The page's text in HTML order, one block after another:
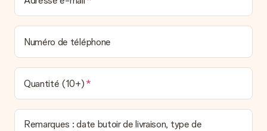
Numéro de téléphone
Quantité (10+)
Remarques : date butoir de livraison, type de